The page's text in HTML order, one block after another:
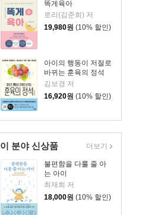
똑게육아
로리(김준희) 저
19,980원 (10% 할인)
아이의 행동이 저절로
바뀌는 훈육의 정석
김보경 저
16,920원 (10% 할인)
이 분야 신상품
불편함을 다룰 줄 아
는 아이
최재희 저
18,000원 (10% 할인)
더보기